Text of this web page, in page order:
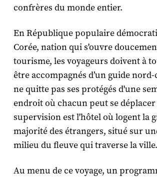
confrères du monde entier.
En République populaire
Corée, nation qui s'ouvre
tourisme, les voyageurs doivent à
être accompagnés d’un guide
ne quitte pas ses protégés d'une
endroit où chacun peut se déplacer
supervision est l'hôtel où logent la
majorité des étrangers, situé sur
milieu du fleuve qui traverse la ville.
Au menu de ce voyage, un